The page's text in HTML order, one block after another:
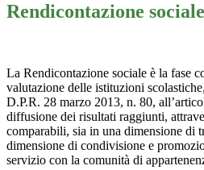
Rendicontazione sociale
La Rendicontazione sociale è la fase
valutazione delle istituzioni
D.P.R. 28 marzo 2013, n. 80,
diffusione dei risultati raggiunti,
comparabili, sia in una dimensione di
dimensione di condivisione e
servizio con la comunità di